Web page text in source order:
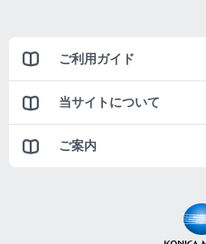
ご利用ガイド
当サイトについて
ご案内